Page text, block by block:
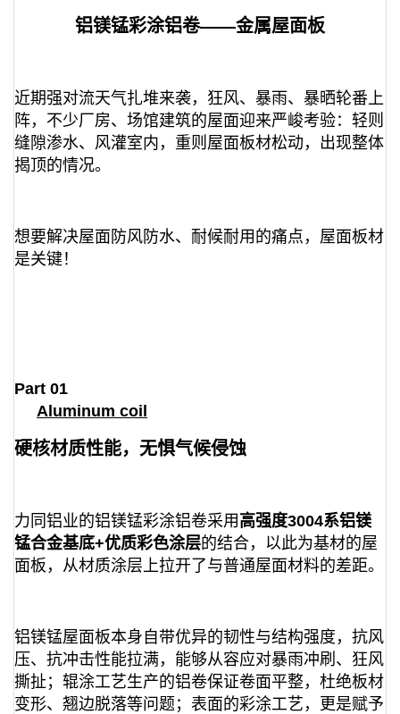
铝镁锰彩涂铝卷——金属屋面板
近期强对流天气扎堆来袭，狂风、暴雨、暴晒轮番上
阵，不少厂房、场馆建筑的屋面迎来严峻考验：轻则
缝隙渗水、风灌室内，重则屋面板材松动，出现整体
揭顶的情况。
想要解决屋面防风防水、耐候耐用的痛点，屋面板材
是关键！
Part 01
Aluminum coil
硬核材质性能，无惧气候侵蚀
力同铝业的铝镁锰彩涂铝卷采用 高强度3004系铝镁
锰合金基底+优质彩色涂层的结合，以此为基材的屋
面板，从材质涂层上拉开了与普通屋面材料的差距。
铝镁锰屋面板本身自带优异的韧性与结构强度，抗风
压、抗冲击性能拉满，能够从容应对暴雨冲刷、狂风
撕扯；辊涂工艺生产的铝卷保证卷面平整，杜绝板材
变形、翘边脱落等问题；表面的彩涂工艺，更是赋予